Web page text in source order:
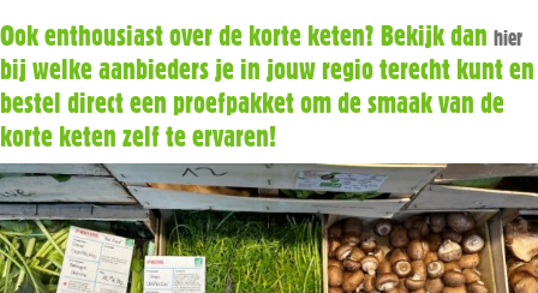
Ook enthousiast over de korte keten? Bekijk dan hier
bij welke aanbieders je in jouw regio terecht kunt en
bestel direct een proefpakket om de smaak van de
korte keten zelf te ervaren!